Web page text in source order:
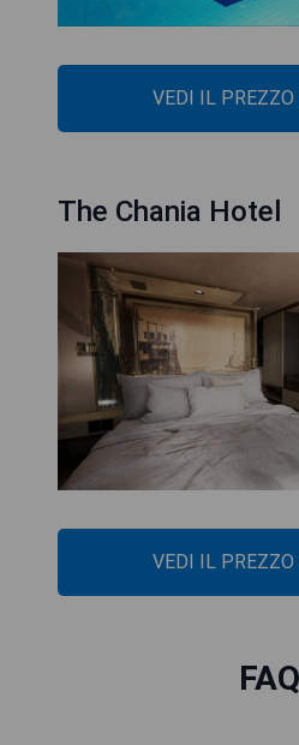
VEDI IL PREZZO
The Chania Hotel
VEDI IL PREZZO
FAQ